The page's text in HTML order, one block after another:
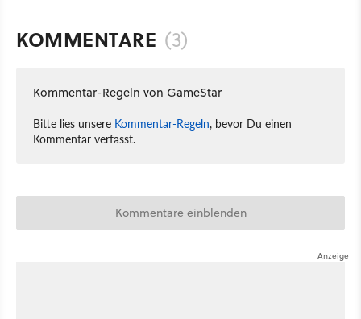
KOMMENTARE (3)
Kommentar-Regeln von GameStar
Bitte lies unsere Kommentar-Regeln, bevor Du einen
Kommentar verfasst.
Kommentare einblenden